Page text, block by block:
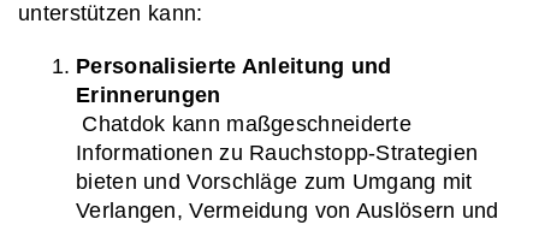
unterstützen kann:
Personalisierte Anleitung und
Erinnerungen
Informationen zu Rauchstopp-Strategien
bieten und Vorschläge zum Umgang mit
Verlangen, Vermeidung von Auslösern und